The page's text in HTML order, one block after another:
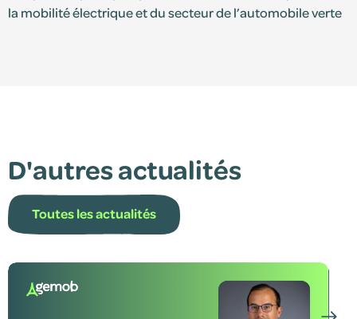
la mobilité électrique et du secteur de l’automobile verte
D'autres actualités
Toutes les actualités